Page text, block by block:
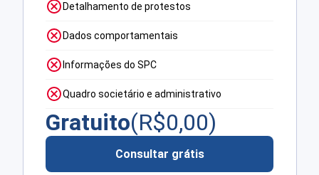
Detalhamento de protestos
Dados comportamentais
Informações do SPC
Quadro societário e administrativo
Gratuito(R$0,00)
Consultar grátis